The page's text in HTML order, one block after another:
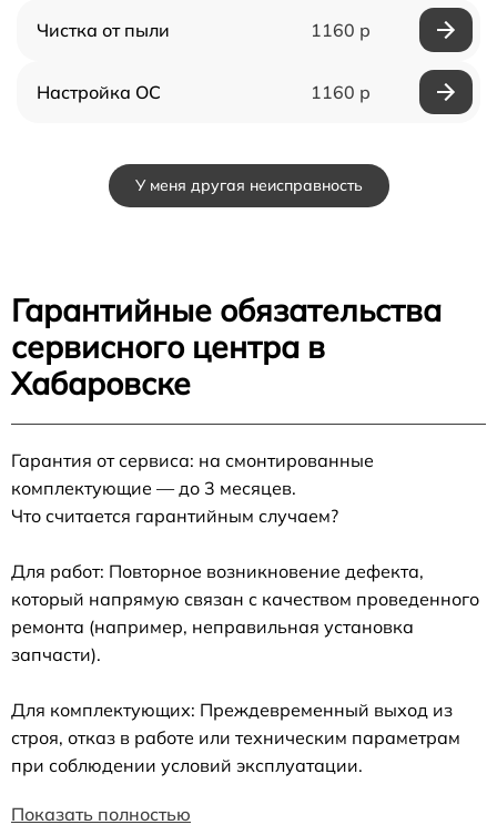
Чистка от пыли 1160 р
Настройка ОС 1160 р
У меня другая неисправность
Гарантийные обязательства
сервисного центра в
Хабаровске
Гарантия от сервиса: на смонтированные
комплектующие — до 3 месяцев.
Что считается гарантийным случаем?
Для работ: Повторное возникновение дефекта,
который напрямую связан с качеством проведенного
ремонта (например, неправильная установка
запчасти).
Для комплектующих: Преждевременный выход из
строя, отказ в работе или техническим параметрам
при соблюдении условий эксплуатации.
Показать полностью